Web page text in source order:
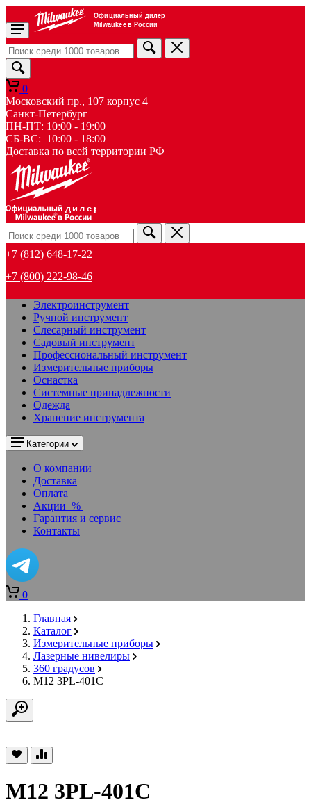
Официальный дилер
Milwaukee в России
0
Московский пр., 107 корпус 4
Санкт-Петербург
ПН-ПТ: 10:00 - 19:00
СБ-ВС: 10:00 - 18:00
Доставка по всей территории РФ
дилер
+7 (812) 648-17-22
+7 (800) 222-98-46
Электроинструмент
Ручной инструмент
Слесарный инструмент
Садовый инструмент
Профессиональный инструмент
Измерительные приборы
Оснастка
Системные принадлежности
Одежда
Хранение инструмента
Категории
О компании
Доставка
Оплата
Акции %
Гарантия и сервис
Контакты
0
Главная
Каталог
Измерительные приборы
Лазерные нивелиры
360 градусов
M12 3PL-401C
M12 3PL-401C